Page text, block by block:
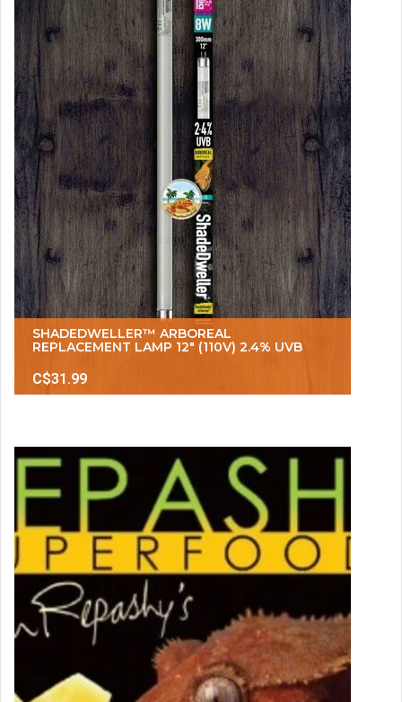
SHADEDWELLER™ ARBOREAL
REPLACEMENT LAMP 12" (110V) 2.4% UVB
C$31.99